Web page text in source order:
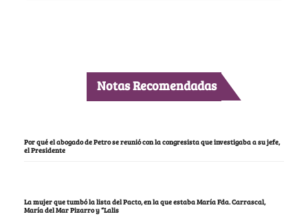
Notas Recomendadas
Por qué el abogado de Petro se reunió con la congresista que investigaba a su jefe,
el Presidente
La mujer que tumbó la lista del Pacto, en la que estaba María Fda. Carrascal,
María del Mar Pizarro y “Lalis